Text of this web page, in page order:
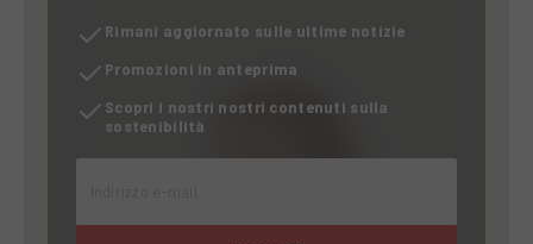
Rimani aggiornato sulle ultime notizie
Promozioni in anteprima
Scopri i nostri nostri contenuti sulla
sostenibilità